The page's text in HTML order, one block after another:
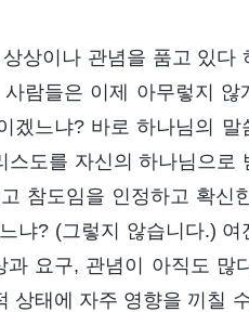
상이나 관념을 품고 있다
람들은 이제 아무렇지 않
겠느냐? 바로 하나님의 말
도를 자신의 하나님으로
참도임을 인정하고 확신
냐? (그렇지 않습니다.)
요구, 관념이 아직도 많
태에 자주 영향을 끼칠